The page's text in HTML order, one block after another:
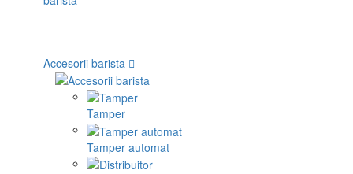
Accesorii barista
Tamper
Tamper automat